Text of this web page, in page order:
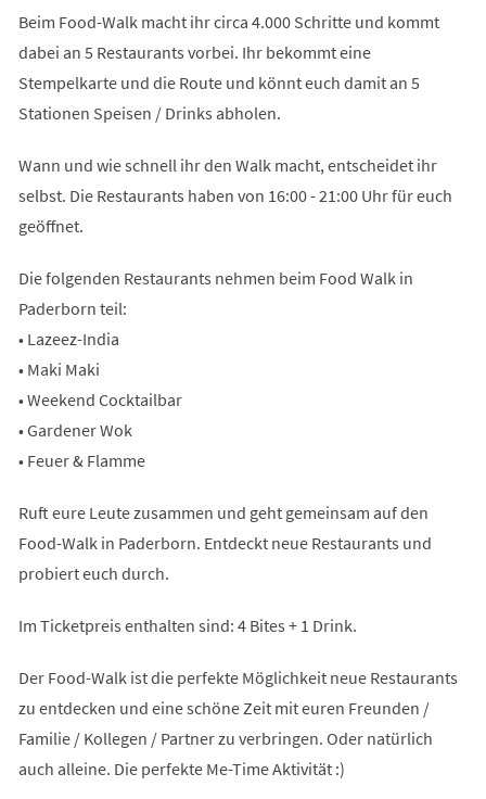
Beim Food-Walk macht ihr circa 4.000 Schritte und kommt
dabei an 5 Restaurants vorbei. Ihr bekommt eine
Stempelkarte und die Route und könnt euch damit an 5
Stationen Speisen / Drinks abholen.
Wann und wie schnell ihr den Walk macht, entscheidet ihr
selbst. Die Restaurants haben von 16:00 - 21:00 Uhr für euch
geöffnet.
Die folgenden Restaurants nehmen beim Food Walk in
Paderborn teil:
• Lazeez-India
• Maki Maki
• Weekend Cocktailbar
• Gardener Wok
• Feuer & Flamme
Ruft eure Leute zusammen und geht gemeinsam auf den
Food-Walk in Paderborn. Entdeckt neue Restaurants und
probiert euch durch.
Im Ticketpreis enthalten sind: 4 Bites + 1 Drink.
Der Food-Walk ist die perfekte Möglichkeit neue Restaurants
zu entdecken und eine schöne Zeit mit euren Freunden /
Familie / Kollegen / Partner zu verbringen. Oder natürlich
auch alleine. Die perfekte Me-Time Aktivität :)